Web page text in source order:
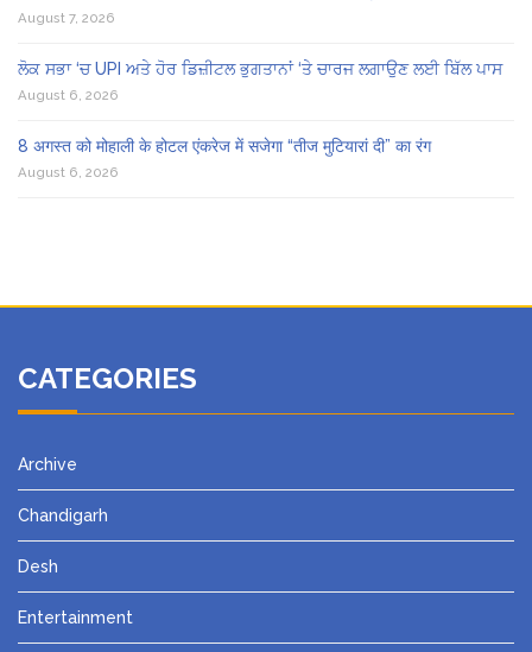
August 7, 2026
ਲੋਕ ਸਭਾ ‘ਚ UPI ਅਤੇ ਹੋਰ ਡਿਜ਼ੀਟਲ ਭੁਗਤਾਨਾਂ ‘ਤੇ ਚਾਰਜ ਲਗਾਉਣ ਲਈ ਬਿੱਲ ਪਾਸ
August 6, 2026
8 अगस्त को मोहाली के होटल एंकरेज में सजेगा “तीज मुटियारां दी” का रंग
August 6, 2026
CATEGORIES
Archive
Chandigarh
Desh
Entertainment